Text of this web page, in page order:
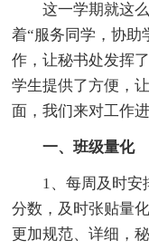
这一学期就这
着“服务同学，协助
作，让秘书处发挥
学生提供了方便，
面，我们来对工作
一、班级量化
1、每周及时安
分数，及时张贴量
更加规范、详细，